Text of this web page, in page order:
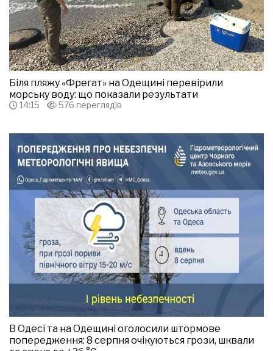
Біля пляжу «Фрегат» на Одещині перевірили
морську воду: що показали результати
14:15 576 переглядів
В Одесі та на Одещині оголосили штормове
попередження: 8 серпня очікуються грози, шквали